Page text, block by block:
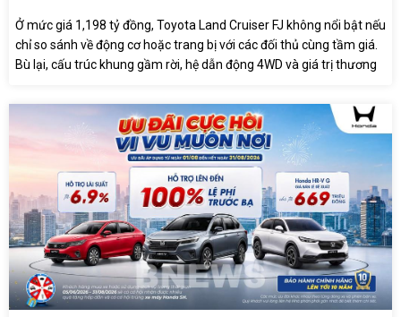
Ở mức giá 1,198 tỷ đồng, Toyota Land Cruiser FJ không nổi bật nếu
chỉ so sánh về động cơ hoặc trang bị với các đối thủ cùng tầm giá.
Bù lại, cấu trúc khung gầm rời, hệ dẫn động 4WD và giá trị thương
Việt Nam.